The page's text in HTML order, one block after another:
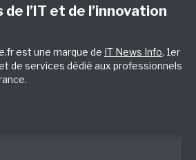
l’IT et de l’innovation
est une marque de IT News Info, 1er
de services dédié aux professionnels